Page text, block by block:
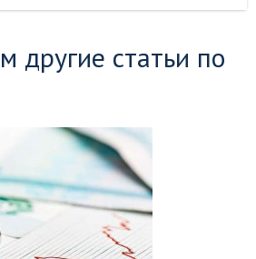
другие статьи по